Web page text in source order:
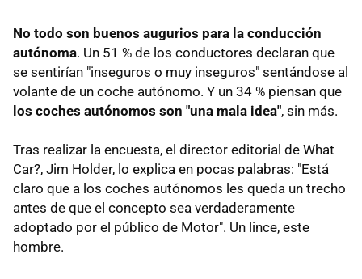
No todo son buenos augurios para la conducción
autónoma. Un 51 % de los conductores declaran que
se sentirían "inseguros o muy inseguros" sentándose al
volante de un coche autónomo. Y un 34 % piensan que
los coches autónomos son "una mala idea", sin más.
Tras realizar la encuesta, el director editorial de What
Car?, Jim Holder, lo explica en pocas palabras: "Está
claro que a los coches autónomos les queda un trecho
antes de que el concepto sea verdaderamente
adoptado por el público de Motor". Un lince, este
hombre.